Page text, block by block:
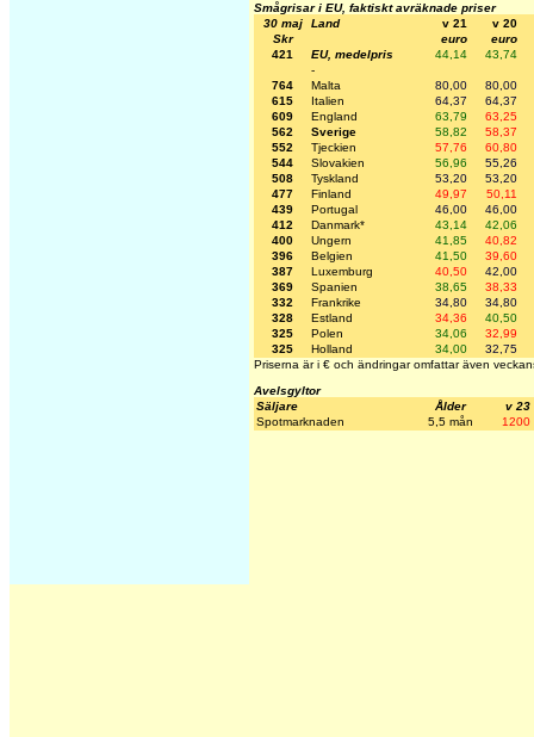
Smågrisar i EU, faktiskt avräknade priser
30 maj
Land v 21
v 20
Skr
euro
euro
421
EU, medelpris 44,14
43,74
-
764
Malta 80,00
80,00
615
Italien 64,37
64,37
609
England 63,79
63,25
562
Sverige 58,82
58,37
552
Tjeckien 57,76
60,80
544
Slovakien 56,96
55,26
508
Tyskland 53,20
53,20
477
Finland 49,97
50,11
439
Portugal 46,00
46,00
412
Danmark* 43,14
42,06
400
Ungern 41,85
40,82
396
Belgien 41,50
39,60
387
Luxemburg 40,50
42,00
369
Spanien 38,65
38,33
332
Frankrike 34,80
34,80
328
Estland 34,36
40,50
325
Polen 34,06
32,99
325
Holland 34,00
32,75
Priserna är i € och ändringar omfattar även
Avelsgyltor
Säljare
Ålder
v 23
Spotmarknaden
5,5 mån 1200